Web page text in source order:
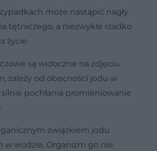
może nastąpić nagły
tętniczego, a niezwykle rzadko
życie.
są widoczne na zdjęciu
zależy od obecności jodu w
silnie pochłania promieniowanie
związkiem jodu
w wodzie. Organizm go nie